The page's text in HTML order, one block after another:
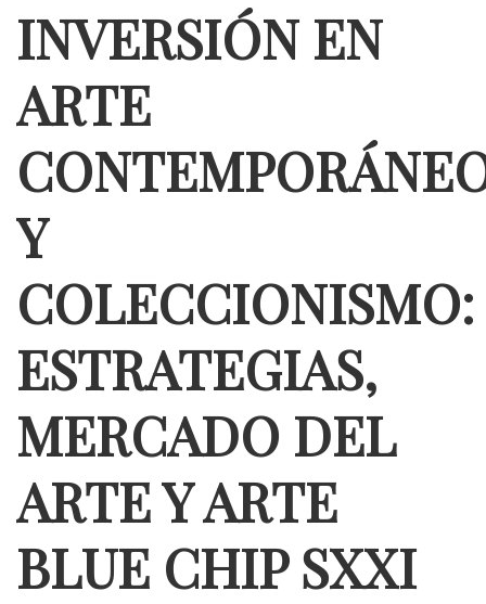
INVERSIÓN EN
ARTE
Y
COLECCIONISMO:
ESTRATEGIAS,
MERCADO DEL
ARTE Y ARTE
BLUE CHIP SXXI